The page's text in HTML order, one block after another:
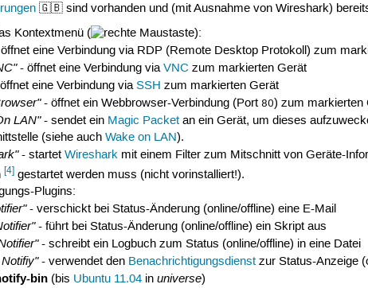
🇬🇧 sind vorhanden und (mit Ausnahme von Wireshark)
Kontextmenü (
):
eine Verbindung via RDP (Remote Desktop Protokoll) zum
- öffnet eine Verbindung viaVNC zum markierten Gerät
eine Verbindung viaSSH zum markierten Gerät
- öffnet ein Webbrowser-Verbindung (Port80) zum markierten
LAN"- sendet ein Magic Packet an ein Gerät, um dieses
(siehe auchWake on LAN).
- startetWireshark mit einem Filter zum Mitschnitt von Geräte-
[4] gestartet werden muss (nicht vorinstalliert!).
Plugins:
- verschickt bei Status-Änderung (online/offline) eine E-Mail
- führt bei Status-Änderung (online/offline) ein Skript aus
- schreibt ein Logbuch zum Status (online/offline) in eine Datei
- verwendet den Benachrichtigungsdienst zur Status-Anzeige
bin(bis Ubuntu 11.04in universe)